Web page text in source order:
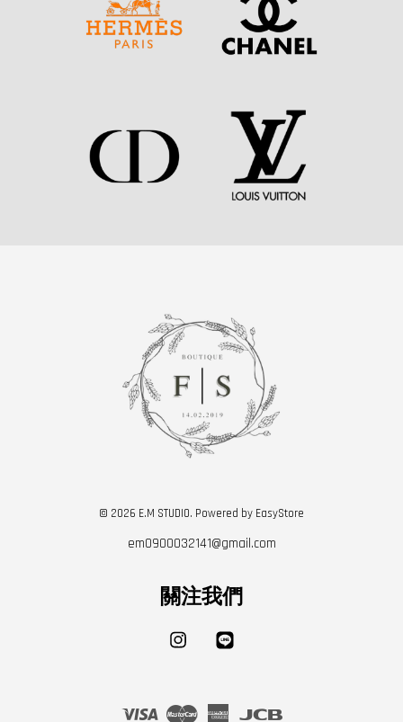
© 2026 E.M STUDIO. Powered by EasyStore
em0900032141@gmail.com
關注我們
Instagram
Visa Master
American